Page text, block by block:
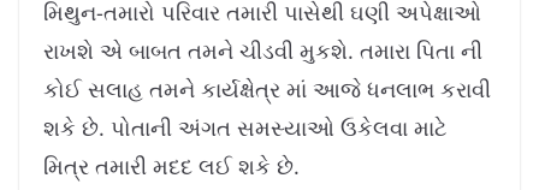
મિથુન-તમારો પરિવાર તમારી પાસેથી ઘણી અપેક્ષાઓ
રાખશે એ બાબત તમને ચીડવી મુકશે. તમારા પિતા ની
કોઈ સલાહ તમને કાર્યક્ષેત્ર માં આજે ધનલાભ કરાવી
શકે છે. પોતાની અંગત સમસ્યાઓ ઉકેલવા માટે
મિત્ર તમારી મદદ લઈ શકે છે.